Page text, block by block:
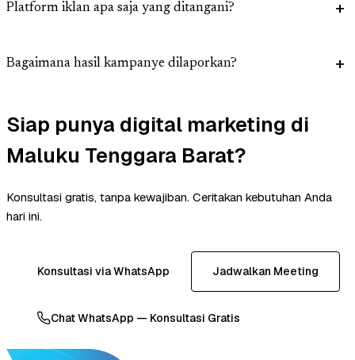
Platform iklan apa saja yang ditangani?
Bagaimana hasil kampanye dilaporkan?
Siap punya digital marketing di
Maluku Tenggara Barat?
Konsultasi gratis, tanpa kewajiban. Ceritakan kebutuhan Anda
hari ini.
Konsultasi via WhatsApp Jadwalkan Meeting
Chat WhatsApp — Konsultasi Gratis